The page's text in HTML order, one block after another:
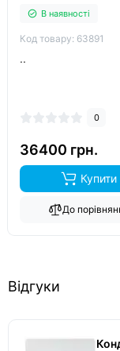
В наявності
Код товару: 63891
..
0
36400 грн.
Купити
До
Відгуки